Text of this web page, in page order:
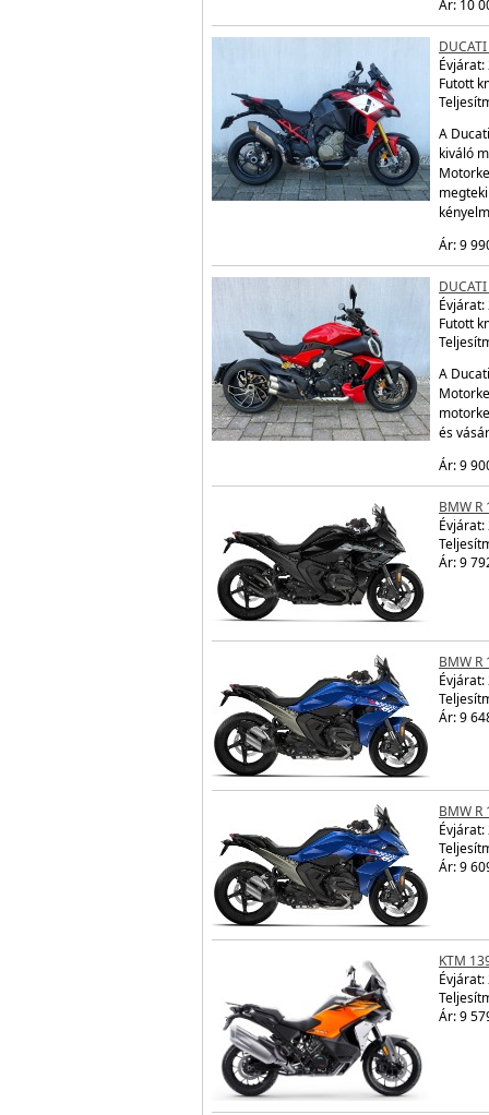
Ár: 10
Évjárat:
Futott
A
kiváló
Ár: 9
Évjárat:
Futott
A
és
Ár: 9
BMW R
Évjárat:
Ár: 9
BMW R
Évjárat:
Ár: 9
BMW R
Évjárat:
Ár: 9
KTM
Évjárat:
Ár: 9